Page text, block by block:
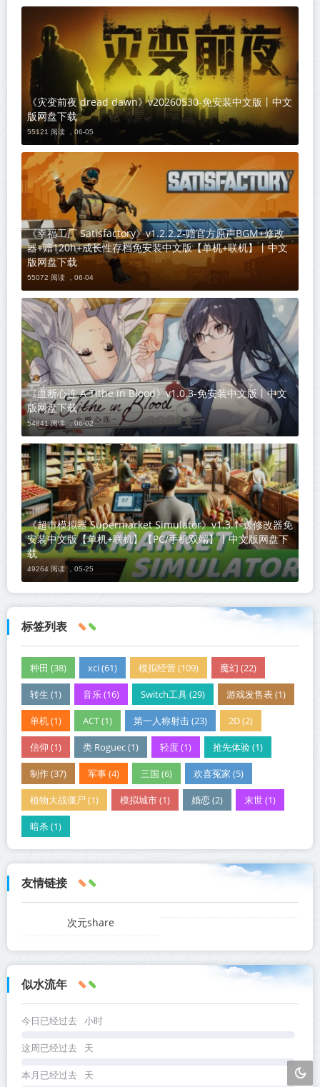
《灾变前夜 dread dawn》v20260530-免安装中文版丨中文
版网盘下载
55121 阅读 ， 06-05
《幸福工厂 Satisfactory》v1.2.2.2-赠官方原声BGM+修改
器+赠120h+成长性存档免安装中文版【单机+联机】丨中文
版网盘下载
55072 阅读 ， 06-04
《血断心连 A Tithe in Blood》v1.0.3-免安装中文版丨中文
版网盘下载
54841 阅读 ， 06-02
《超市模拟器 Supermarket Simulator》v1.3.1-送修改器免
安装中文版【单机+联机】【PC/手机双端】丨中文版网盘下
载
49264 阅读 ， 05-25
标签列表
种田 (38) xci (61) 模拟经营 (109) 魔幻 (22)
转生 (1) 音乐 (16) Switch工具 (29) 游戏发售表 (1)
单机 (1) ACT (1) 第一人称射击 (23) 2D (2)
信仰 (1) 类 Roguec (1) 轻度 (1) 抢先体验 (1)
制作 (37) 军事 (4) 三国 (6) 欢喜冤家 (5)
植物大战僵尸 (1) 模拟城市 (1) 婚恋 (2) 末世 (1)
暗杀 (1)
友情链接
次元share
似水流年
今日已经过去 小时
这周已经过去 天
本月已经过去 天